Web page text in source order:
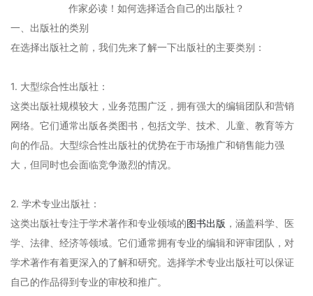
作家必读！如何选择适合自己的出版社？
一、出版社的类别
在选择出版社之前，我们先来了解一下出版社的主要类别：
1. 大型综合性出版社：
这类出版社规模较大，业务范围广泛，拥有强大的编辑团队和营销
网络。它们通常出版各类图书，包括文学、技术、儿童、教育等方
向的作品。大型综合性出版社的优势在于市场推广和销售能力强
大，但同时也会面临竞争激烈的情况。
2. 学术专业出版社：
这类出版社专注于学术著作和专业领域的图书出版 ，涵盖科学、医
学、法律、经济等领域。它们通常拥有专业的编辑和评审团队，对
学术著作有着更深入的了解和研究。选择学术专业出版社可以保证
自己的作品得到专业的审校和推广。